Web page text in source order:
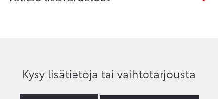
Kysy lisätietoja tai vaihtotarjousta